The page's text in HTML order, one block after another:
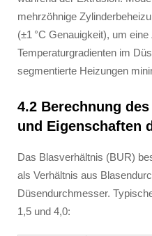
mehrzöhnige
(±1 °C Genauigkeit), um
Temperaturgradienten im
segmentierte Heizungen
4.2 Berechnung
und Eigenschaften
Das Blasverhältnis (BUR)
als Verhältnis aus
Düsendurchmesser.
1,5 und 4,0: